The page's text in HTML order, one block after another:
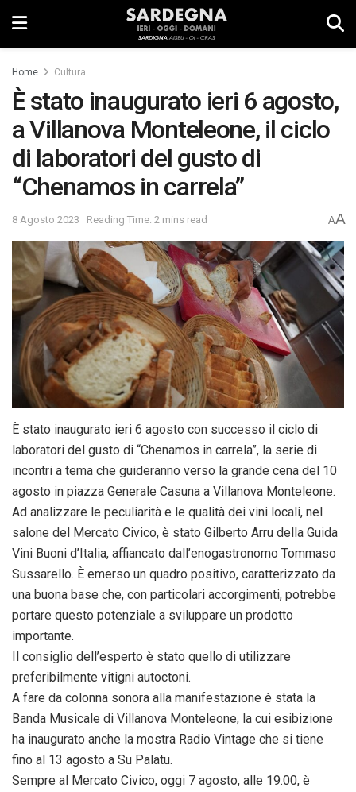
Home Cultura
È stato inaugurato ieri 6 agosto,
a Villanova Monteleone, il ciclo
di laboratori del gusto di
“Chenamos in carrela”
8 Agosto 2023 Reading Time: 2 mins read AA
È stato inaugurato ieri 6 agosto con successo il ciclo di
laboratori del gusto di “Chenamos in carrela”, la serie di
incontri a tema che guideranno verso la grande cena del 10
agosto in piazza Generale Casuna a Villanova Monteleone.
Ad analizzare le peculiarità e le qualità dei vini locali, nel
salone del Mercato Civico, è stato Gilberto Arru della Guida
Vini Buoni d’Italia, affiancato dall’enogastronomo Tommaso
Sussarello. È emerso un quadro positivo, caratterizzato da
una buona base che, con particolari accorgimenti, potrebbe
portare questo potenziale a sviluppare un prodotto
importante.
Il consiglio dell’esperto è stato quello di utilizzare
preferibilmente vitigni autoctoni.
A fare da colonna sonora alla manifestazione è stata la
Banda Musicale di Villanova Monteleone, la cui esibizione
ha inaugurato anche la mostra Radio Vintage che si tiene
fino al 13 agosto a Su Palatu.
Sempre al Mercato Civico, oggi 7 agosto, alle 19.00, è